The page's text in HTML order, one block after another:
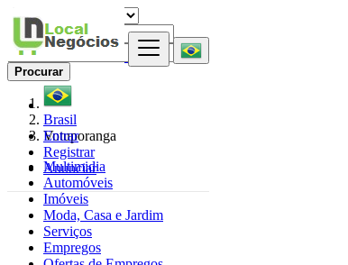
Entrar
Registrar
Anunciar
Procurar
Brasil
Votuporanga
Multimidia
Automóveis
Imóveis
Moda, Casa e Jardim
Serviços
Empregos